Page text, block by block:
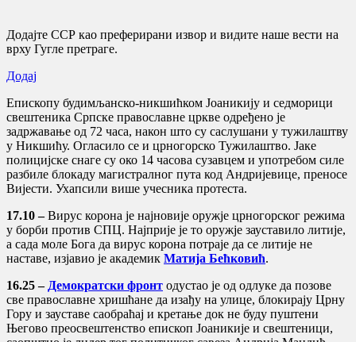
Додајте ССР као преферирани извор и видите наше вести на
врху Гугле претраге.
Додај
Епископу будимљанско-никшићком Јоаникију и седморици
свештеника Српске православне цркве одређено је
задржавање од 72 часа, након што су саслушани у тужилаштву
у Никшићу. Огласило се и црногорско Тужилаштво. Јаке
полицијске снаге су око 14 часова сузавцем и употребом силе
разбиле блокаду магистралног пута код Андријевице, преносе
Вијести. Ухапсили више учесника протеста.
17.10 –Вирус корона је најновије оружје црногорског режима
у борби против СПЦ. Најприје је то оружје зауставило литије,
а сада моле Бога да вирус корона потраје да се литије не
наставе, изјавио је академик Матија Бећковић.
16.25 – Демократски фронт одустао је од одлуке да позове
све православне хришћане да изађу на улице, блокирају Црну
Гору и зауставе саобраћај и кретање док не буду пуштени
Његово преосвештенство епископ Јоаникије и свештеници,